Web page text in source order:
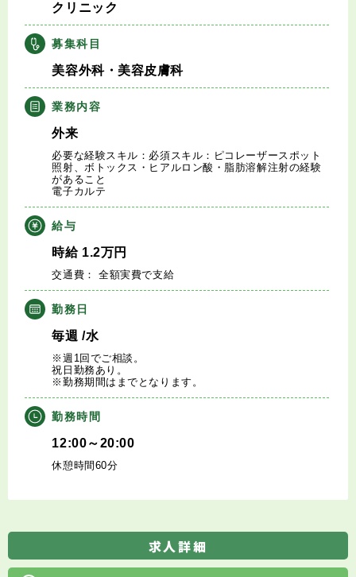
医師の求人・転職Q&A
知りたい・聞きたい
転職成功事例
医師の転職マニュアル
データで見る医師の平均年収
医師に役立つ取材記事
大学医局紹介
クリニック
募集科目
美容外科・美容皮膚科
業務内容
外来
必要な経験スキル：必須スキル：ピコレーザースポット
照射、ボトックス・ヒアルロン酸・脂肪溶解注射の経験
があること
電子カルテ
給与
時給1.2万円
交通費： 全額実費で支給
勤務日
毎週 /水
※週1回でご相談。
祝日勤務あり。
※勤務期間はまでとなります。
勤務時間
12:00～20:00
休憩時間60分
求人詳細